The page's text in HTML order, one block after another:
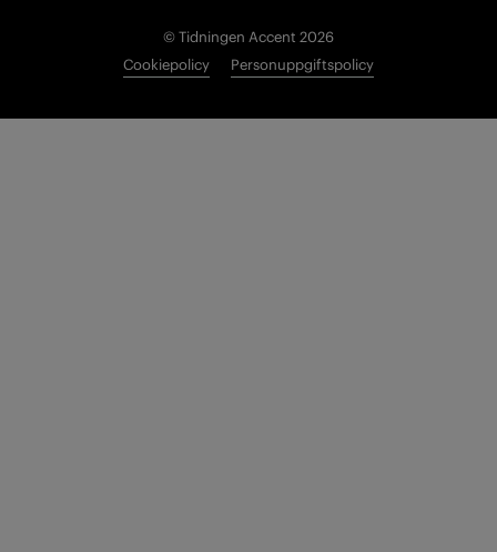
© Tidningen Accent 2026
Cookiepolicy
Personuppgiftspolicy